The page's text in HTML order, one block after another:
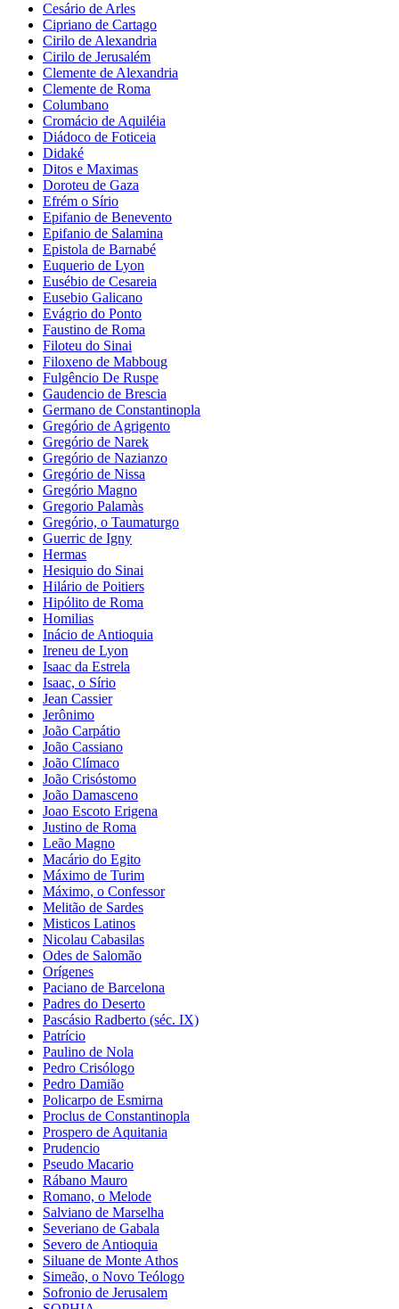
Cesário de Arles
Cipriano de Cartago
Cirilo de Alexandria
Cirilo de Jerusalém
Clemente de Alexandria
Clemente de Roma
Columbano
Cromácio de Aquiléia
Diádoco de Foticeia
Didaké
Ditos e Maximas
Doroteu de Gaza
Efrém o Sírio
Epifanio de Benevento
Epifanio de Salamina
Epistola de Barnabé
Euquerio de Lyon
Eusébio de Cesareia
Eusebio Galicano
Evágrio do Ponto
Faustino de Roma
Filoteu do Sinai
Filoxeno de Mabboug
Fulgêncio De Ruspe
Gaudencio de Brescia
Germano de Constantinopla
Gregório de Agrigento
Gregório de Narek
Gregório de Nazianzo
Gregório de Nissa
Gregório Magno
Gregorio Palamàs
Gregório, o Taumaturgo
Guerric de Igny
Hermas
Hesiquio do Sinai
Hilário de Poitiers
Hipólito de Roma
Homilias
Inácio de Antioquia
Ireneu de Lyon
Isaac da Estrela
Isaac, o Sírio
Jean Cassier
Jerônimo
João Carpátio
João Cassiano
João Clímaco
João Crisóstomo
João Damasceno
Joao Escoto Erigena
Justino de Roma
Leão Magno
Macário do Egito
Máximo de Turim
Máximo, o Confessor
Melitão de Sardes
Misticos Latinos
Nicolau Cabasilas
Odes de Salomão
Orígenes
Paciano de Barcelona
Padres do Deserto
Pascásio Radberto (séc. IX)
Patrício
Paulino de Nola
Pedro Crisólogo
Pedro Damião
Policarpo de Esmirna
Proclus de Constantinopla
Prospero de Aquitania
Prudencio
Pseudo Macario
Rábano Mauro
Romano, o Melode
Salviano de Marselha
Severiano de Gabala
Severo de Antioquia
Siluane de Monte Athos
Simeão, o Novo Teólogo
Sofronio de Jerusalem